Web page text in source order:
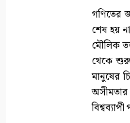
গণিতের
শেষ হয়
মৌলিক
থেকে শুরু
মানুষের